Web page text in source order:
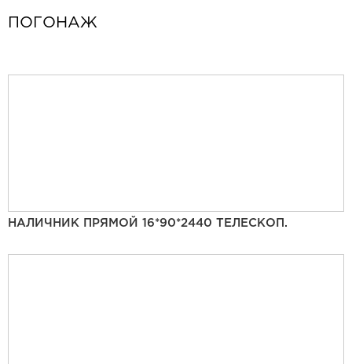
ПОГОНАЖ
НАЛИЧНИК ПРЯМОЙ 16*90*2440 ТЕЛЕСКОП.